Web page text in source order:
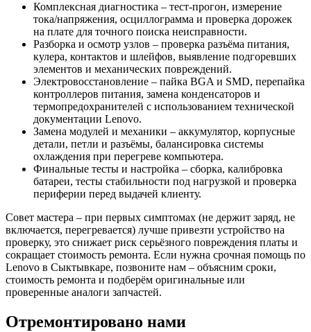
Комплексная диагностика – тест-прогон, измерение
тока/напряжения, осциллограмма и проверка дорожек
на плате для точного поиска неисправности.
Разборка и осмотр узлов – проверка разъёма питания,
кулера, контактов и шлейфов, выявление подгоревших
элементов и механических повреждений.
Электровосстановление – пайка BGA и SMD, перепайка
контроллеров питания, замена конденсаторов и
термопредохранителей с использованием технической
документации Lenovo.
Замена модулей и механики – аккумулятор, корпусные
детали, петли и разъёмы, балансировка системы
охлаждения при перегреве компьютера.
Финальные тесты и настройка – сборка, калибровка
батареи, тесты стабильности под нагрузкой и проверка
периферии перед выдачей клиенту.
Совет мастера – при первых симптомах (не держит заряд, не
включается, перегревается) лучше привезти устройство на
проверку, это снижает риск серьёзного повреждения платы и
сокращает стоимость ремонта. Если нужна срочная помощь по
Lenovo в Сыктывкаре, позвоните нам – объясним сроки,
стоимость ремонта и подберём оригинальные или
проверенные аналоги запчастей.
Отремонтировано нами